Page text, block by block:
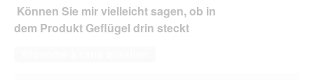
Können Sie mir vielleicht sagen, ob in
dem Produkt Geflügel drin steckt